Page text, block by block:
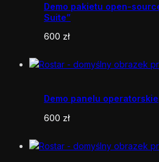
Demo pakietu open-
Suite”
600 zł
Demo panelu
600 zł